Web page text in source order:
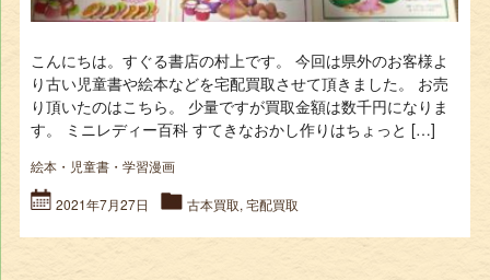
こんにちは。すぐる書店の村上です。 今回は県外のお客様よ
り古い児童書や絵本などを宅配買取させて頂きました。 お売
り頂いたのはこちら。 少量ですが買取金額は数千円になりま
す。 ミニレディー百科 すてきなおかし作りはちょっと […]
絵本・児童書・学習漫画
2021年7月27日 古本買取,宅配買取